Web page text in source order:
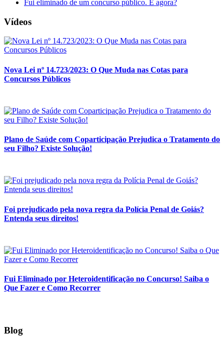
Fui eliminado de um concurso público. E agora?
Vídeos
Nova Lei nº 14.723/2023: O Que Muda nas Cotas para
Concursos Públicos
Plano de Saúde com Coparticipação Prejudica o Tratamento do
seu Filho? Existe Solução!
Foi prejudicado pela nova regra da Polícia Penal de Goiás?
Entenda seus direitos!
Fui Eliminado por Heteroidentificação no Concurso! Saiba o
Que Fazer e Como Recorrer
Blog